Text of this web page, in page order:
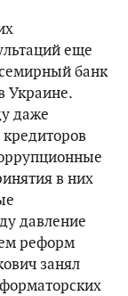
еще
банк
Украине.
даже
в них
давление
реформ
занял